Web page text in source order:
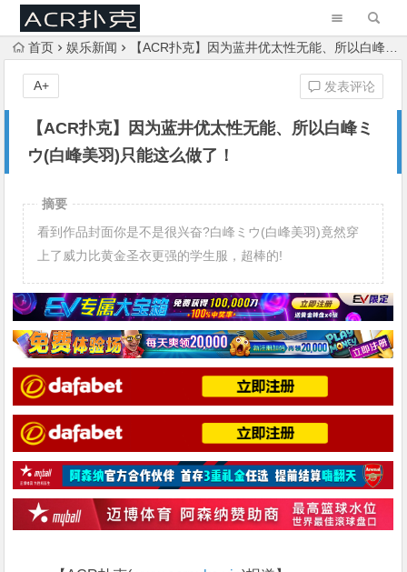
首页 娱乐新闻 【ACR扑克】因为蓝井优太性无能、所以白峰ミウ(白峰美羽)只能这么做了！
【ACR扑克】因为蓝井优太性无能、所以白峰ミ
ウ(白峰美羽)只能这么做了！
发表评论
A+
摘要
看到作品封面你是不是很兴奋?白峰ミウ(白峰美羽)竟然穿
上了威力比黄金圣衣更强的学生服，超棒的!